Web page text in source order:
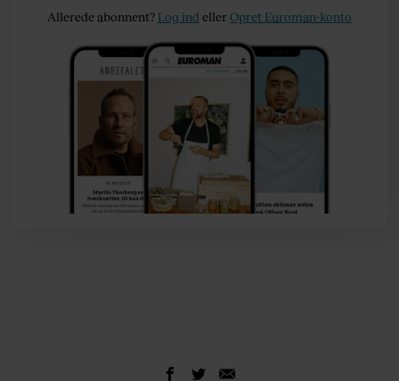
Allerede abonnent? Log ind ellerOpret Euroman-konto